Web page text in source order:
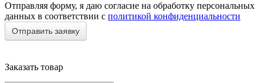
Отправляя форму, я даю согласие на обработку персональных
данных в соответствии с политикой конфиденциальности
Заказать товар